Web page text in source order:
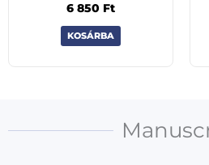
6 850 Ft
KOSÁRBA